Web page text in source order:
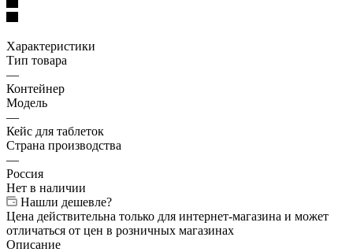
Характеристики
Тип товара
—
Контейнер
Модель
—
Кейс для таблеток
Страна производства
—
Россия
Нет в наличии
Нашли дешевле?
Цена действительна только для интернет-магазина и может
отличаться от цен в розничных магазинах
Описание